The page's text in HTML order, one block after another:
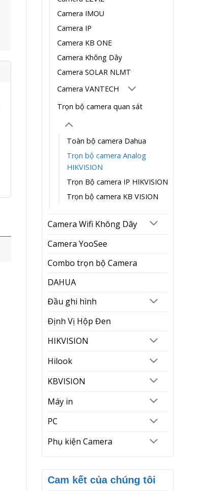
Camera IMOU
Camera IP
Camera KB ONE
Camera Không Dây
Camera SOLAR NLMT
Camera VANTECH
Trọn bộ camera quan sát
Toàn bộ camera Dahua
Trọn bộ camera Analog
HIKVISION
Trọn Bộ camera IP HIKVISION
Trọn bộ camera KB VISION
Camera Wifi Không Dây
Camera YooSee
Combo trọn bộ Camera
DAHUA
Đầu ghi hình
Định Vị Hộp Đen
HIKVISION
Hilook
KBVISION
Máy in
PC
Phụ kiện Camera
Cam kết của chúng tôi